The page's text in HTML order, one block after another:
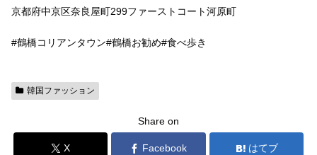
京都府中京区奈良屋町299ファーストコート河原町
#鶴橋コリアンタウン#鶴橋お勧め#食べ歩き
韓国ファッション
Share on
X Facebook はてブ